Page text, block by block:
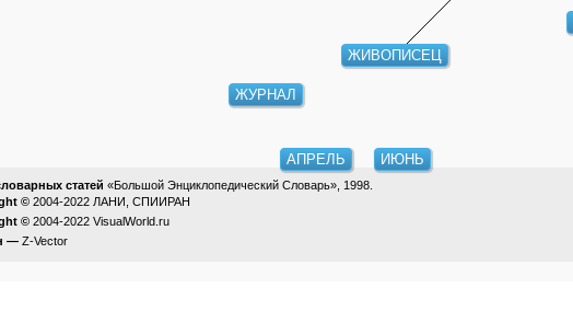
ЖИВОПИСЕЦ
ИЮНЬ
АПРЕЛЬ
ЖУРНАЛ
статей «Большой Энциклопедический Словарь», 1998.
© 2004-2022 ЛАНИ, СПИИРАН
© 2004-2022 VisualWorld.ru
— Z-Vector